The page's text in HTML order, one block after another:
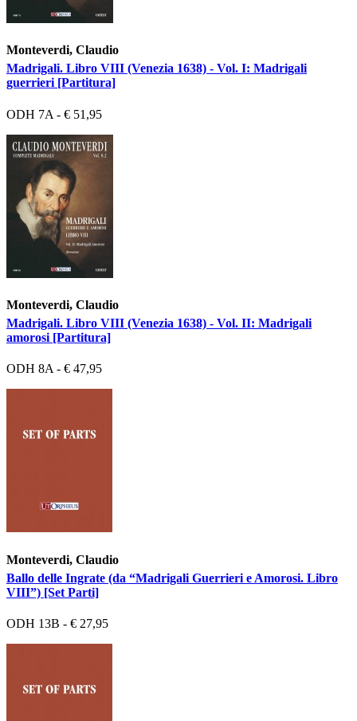
Monteverdi, Claudio
Madrigali. Libro VIII (Venezia 1638) - Vol. I: Madrigali
guerrieri [Partitura]
ODH 7A - € 51,95
Monteverdi, Claudio
Madrigali. Libro VIII (Venezia 1638) - Vol. II: Madrigali
amorosi [Partitura]
ODH 8A - € 47,95
Monteverdi, Claudio
Ballo delle Ingrate (da “Madrigali Guerrieri e Amorosi. Libro
VIII”) [Set Parti]
ODH 13B - € 27,95